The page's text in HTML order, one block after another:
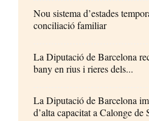
Nou sistema d’estades
conciliació familiar
La Diputació de Barcelona
bany en rius i rieres dels...
La Diputació de Barcelona
d’alta capacitat a Calonge de